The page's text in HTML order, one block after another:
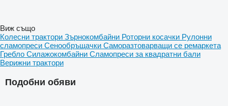
Подобни обяви
Виж също
Колесни трактори Зърнокомбайни Роторни косачки Рулонни
сламопреси Сенообръщачки Саморазтоварващи се ремаркета
Гребло Силажокомбайни Сламопреси за квадратни бали
Верижни трактори